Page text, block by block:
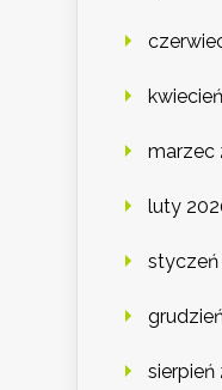
marzec
luty
styczeń
sierpień